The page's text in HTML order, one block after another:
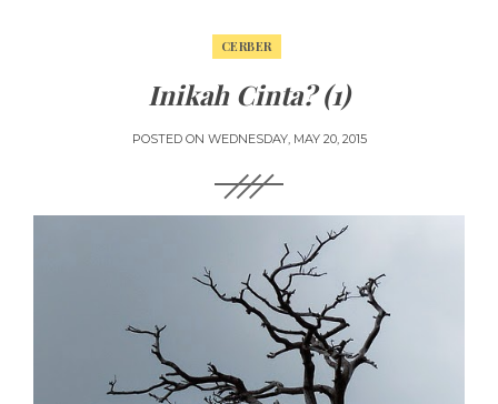
CERBER
Inikah Cinta? (1)
POSTED ON WEDNESDAY, MAY 20, 2015